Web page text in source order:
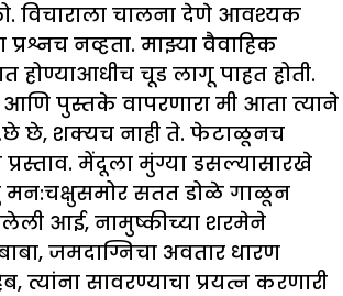
विचाराला चालना देणे आवश्यक
प्रश्नच नव्हता. माझ्या वैवाहिक
होण्याआधीच चूड लागू पाहत होती.
पुस्तके वापरणारा मी आता त्याने
छे, शक्यच नाही ते. फेटाळूनच
प्रस्ताव. मेंदूला मुंग्या डसल्यासारखे
मन:चक्षुसमोर सतत डोळे गाळून
आई, नामुष्कीच्या शरमेने
जमदाग्निचा अवतार धारण
त्यांना सावरण्याचा प्रयत्न करणारी